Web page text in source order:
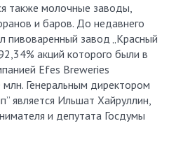
также молочные заводы,
и баров. До недавнего
пивоваренный завод „Красный
акций которого были в
Efes Breweries
Генеральным директором
является Ильшат Хайруллин,
и депутата Госдумы